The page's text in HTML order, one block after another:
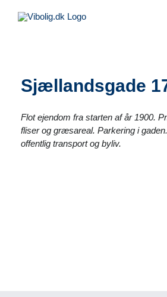
Sjællandsgade
Flot ejendom fra starten af år 1900.
fliser og græsareal. Parkering i
offentlig transport og byliv.